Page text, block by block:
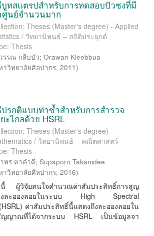
ทสแตรปสำหรับการทดสอบปัวซงที่มี
ศูนย์จำนวนมาก
Theses (Master's degree) - Applied
/ วิทยานิพนธ์ – สถิติประยุกต์
Thesis
รรณ กลีบบัว; Orawan Kleebbua
าวิทยาลัยศิลปากร, 2011)
รกติแบบท่าซ้ำสำหรับการสำรวจ
ะไกลด้วย HSRL
Theses (Master's degree) -
/ วิทยานิพนธ์ – คณิตศาสตร์
Thesis
พร ตาคำดี; Supaporn Takamdee
าวิทยาลัยศิลปากร, 2016)
นี้ ผู้วิจัยสนใจคำนวณค่าสัมประสิทธิ์การสูญ
องละอองลอยในระบบ High Spectral
ค่าสัมประสิทธิ์นี้แสดงถึงละอองลอยใน
ญาณที่ได้จากระบบ HSRL เป็นข้อมูลจา